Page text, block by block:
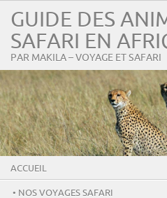
GUIDE DES
SAFARI EN
PAR MAKILA – VOYAGE ET SAFARI
ACCUEIL
• NOS VOYAGES SAFARI